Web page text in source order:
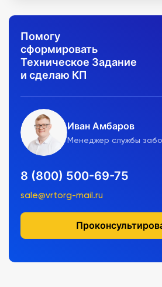
Помогу
сформировать
Техническое Задание
и сделаю КП
Иван Амбаров
Менеджер службы
8 (800) 500-69-75
sale@vrtorg-mail.ru